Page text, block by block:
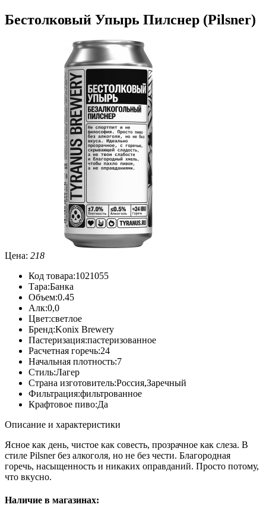
Бестолковый Упырь Пилснер (Pilsner)
Цена: 218
Код товара:1021055
Тара:Банка
Объем:0.45
Алк:0,0
Цвет:светлое
Бренд:Konix Brewery
Пастеризация:пастеризованное
Расчетная горечь:24
Начальная плотность:7
Стиль:Лагер
Страна изготовитель:Россия,Заречный
Фильтрация:фильтрованное
Крафтовое пиво:Да
Описание и характеристики
Ясное как день, чистое как совесть, прозрачное как слеза. В
стиле Pilsner без алкоголя, но не без чести. Благородная
горечь, насыщенность и никаких оправданий. Просто потому,
что вкусно.
Наличие в магазинах: